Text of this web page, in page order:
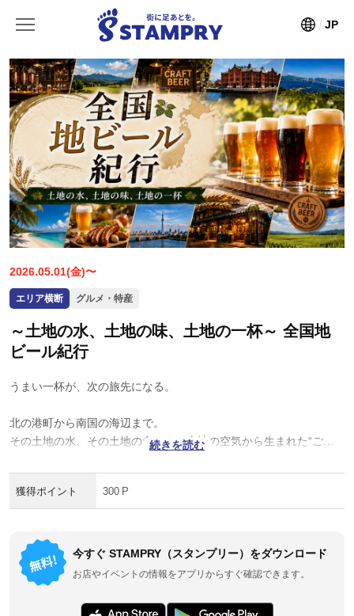
JP
2026.05.01(金)〜
エリア横断 グルメ・特産
～土地の水、土地の味、土地の一杯～ 全国地
ビール紀行
うまい一杯が、次の旅先になる。
北の港町から南国の海辺まで。
その土地の水、その土地の食、その土地の空気から生まれた“ご当
醸造所を訪ね、街を歩き、絶景やグルメを楽しみながら、日本各地
の個性豊かな地ビール文化を体感してみませんか。
続きを読む
獲得ポイント 300 P
今すぐ STAMPRY（スタンプリー）をダウンロード
お店やイベントの情報をアプリからすぐ確認できます。